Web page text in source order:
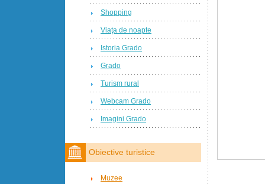
Shopping
Viaţa de noapte
Istoria Grado
Grado
Turism rural
Webcam Grado
Imagini Grado
Obiective turistice
Muzee